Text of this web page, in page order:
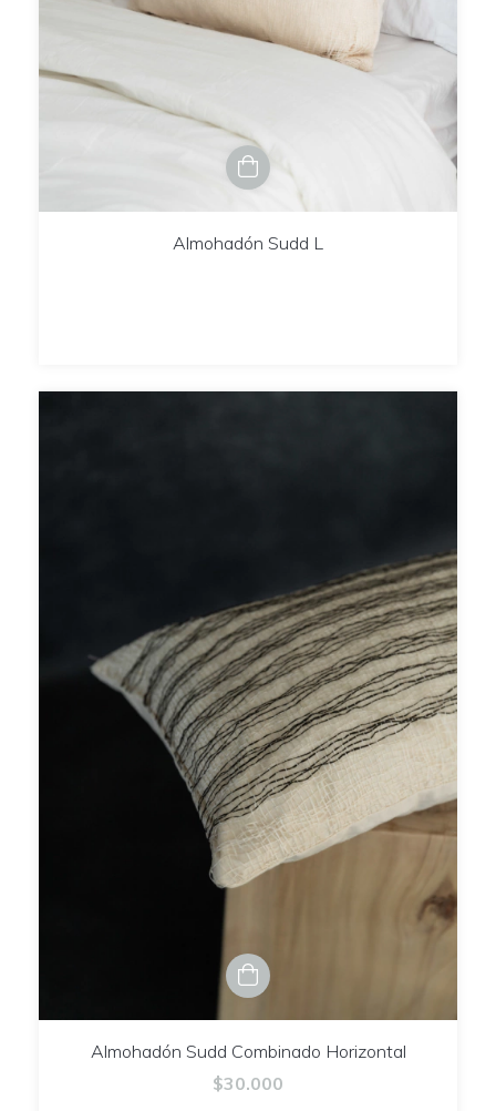
Almohadón Sudd L
Almohadón Sudd Combinado Horizontal
$30.000